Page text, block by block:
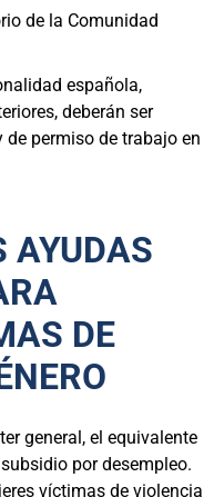
de la Comunidad
española,
deberán ser
permiso de trabajo en
AYUDAS
DE
general, el equivalente
por desempleo.
víctimas de violencia